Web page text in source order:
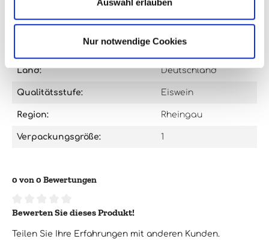
Nur notwendige Cookies
weiß
Flaschengröße: 0,7l
Land: Deutschland
Qualitätsstufe: Eiswein
Region: Rheingau
Verpackungsgröße: 1
0 von 0 Bewertungen
Durchschnittliche Bewertung von 0 von 5 Sternen
Bewerten Sie dieses Produkt!
Teilen Sie Ihre Erfahrungen mit anderen Kunden.